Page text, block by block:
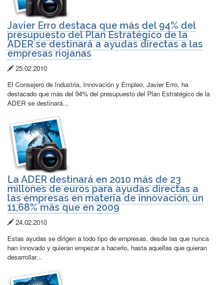
Javier Erro destaca que más del 94% del
presupuesto del Plan Estratégico de la
ADER se destinará a ayudas directas a las
empresas riojanas
Fecha
de
publicación:
25.02.2010
El Consejero de Industria, Innovación y Empleo, Javier Erro, ha
destacado que más del 94% del presupuesto del Plan Estratégico de la
ADER se destinará...
La ADER destinará en 2010 más de 23
millones de euros para ayudas directas a
las empresas en materia de innovación, un
11,68% más que en 2009
Fecha
de
publicación:
24.02.2010
Estas ayudas se dirigen a todo tipo de empresas, desde las que nunca
han innovado y quieran empezar a hacerlo, hasta aquellas que quieran
desarrollar...